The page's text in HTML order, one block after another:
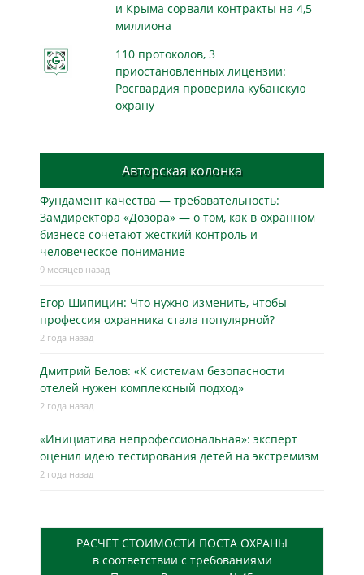
и Крыма сорвали контракты на 4,5
миллиона
110 протоколов, 3
приостановленных лицензии:
Росгвардия проверила кубанскую
охрану
Авторская колонка
Фундамент качества — требовательность:
Замдиректора «Дозора» — о том, как в охранном
бизнесe сочетают жёсткий контроль и
человеческое понимание
9 месяцев назад
Егор Шипицин: Что нужно изменить, чтобы
профессия охранника стала популярной?
2 года назад
Дмитрий Белов: «К системам безопасности
отелей нужен комплексный подход»
2 года назад
«Инициатива непрофессиональная»: эксперт
оценил идею тестирования детей на экстремизм
2 года назад
РАСЧЕТ СТОИМОСТИ ПОСТА ОХРАНЫ
в соответствии с требованиями